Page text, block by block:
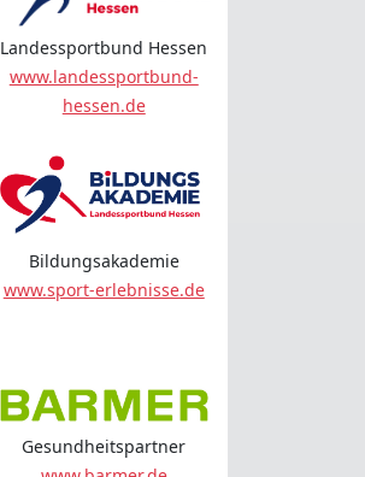
Landessportbund Hessen
www.landessportbund-
hessen.de
Bildungsakademie
www.sport-erlebnisse.de
Gesundheitspartner